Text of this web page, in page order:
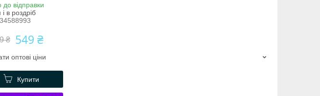
до відправки
в роздріб
₴ 549 ₴
оптові ціни
Купити